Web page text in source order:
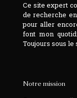
Ce site expert
de recherche
pour aller
font mon
Toujours sous le
Notre mission